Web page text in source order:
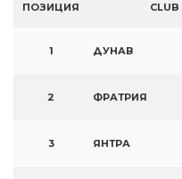
ПОЗИЦИЯ CLUB
1 ДУНАВ
2 ФРАТРИЯ
3 ЯНТРА